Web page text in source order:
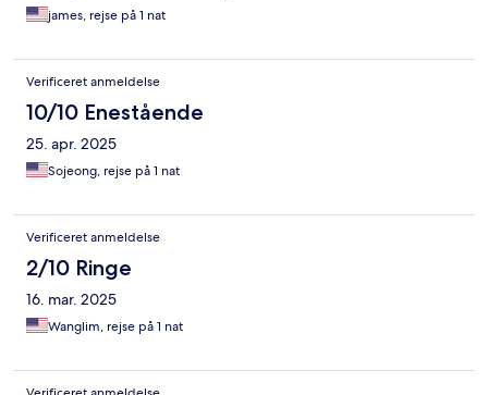
james, rejse på 1 nat
Verificeret anmeldelse
10/10 Enestående
25. apr. 2025
Sojeong, rejse på 1 nat
Verificeret anmeldelse
2/10 Ringe
16. mar. 2025
Wanglim, rejse på 1 nat